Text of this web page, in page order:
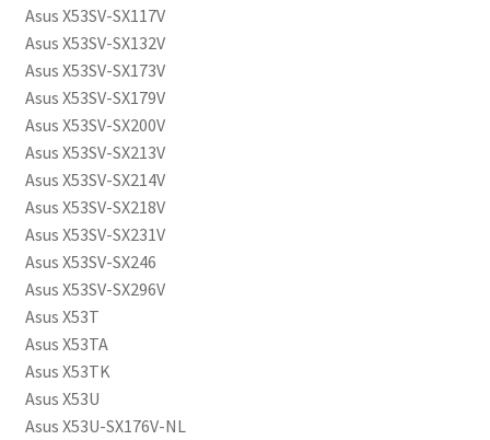
Asus X53SV-SX117V
Asus X53SV-SX132V
Asus X53SV-SX173V
Asus X53SV-SX179V
Asus X53SV-SX200V
Asus X53SV-SX213V
Asus X53SV-SX214V
Asus X53SV-SX218V
Asus X53SV-SX231V
Asus X53SV-SX246
Asus X53SV-SX296V
Asus X53T
Asus X53TA
Asus X53TK
Asus X53U
Asus X53U-SX176V-NL